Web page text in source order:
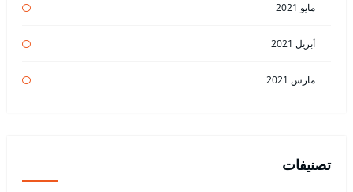
مايو 2021
أبريل 2021
مارس 2021
تصنيفات